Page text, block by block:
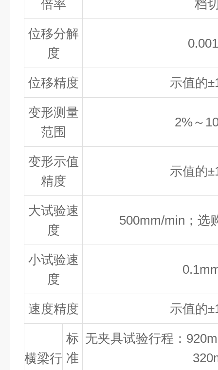
倍率 档
位移分解
度
位移精度 示值的
变形测量
范围
2%～
变形示值
精度
示值的
大试验速
度
500mm/min ；选
小试验速
度
速度精度 示值的
横梁行
标
准
无夹具试验行程：